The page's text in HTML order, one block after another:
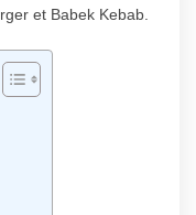
et Babek Kebab.